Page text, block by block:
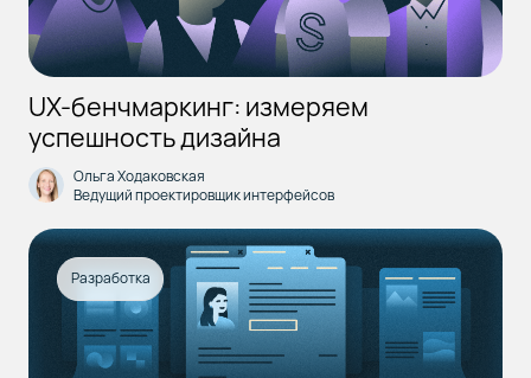
UX-бенчмаркинг: измеряем
успешность дизайна
Ольга Ходаковская
Ведущий проектировщик интерфейсов
Разработка